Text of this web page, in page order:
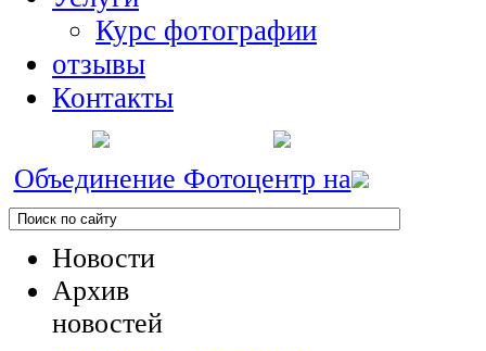
Курс фотографии
отзывы
Контакты
Объединение Фотоцентр на
Новости
Архив
новостей